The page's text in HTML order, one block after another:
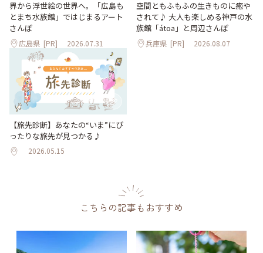
界から浮世絵の世界へ。「広島も
とまち水族館」ではじまるアート
さんぽ
広島県 [PR] 2026.07.31
空間ともふもふの生きものに癒や
されて♪ 大人も楽しめる神戸の水
族館「átoa」と周辺さんぽ
兵庫県 [PR] 2026.08.07
【旅先診断】あなたの“いま”にぴ
ったりな旅先が見つかる♪
2026.05.15
こちらの記事もおすすめ